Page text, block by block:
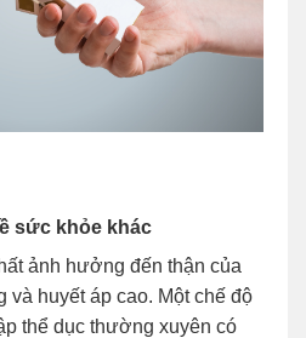
sức khỏe khác
ảnh hưởng đến thận của
và huyết áp cao. Một chế độ
thể dục thường xuyên có